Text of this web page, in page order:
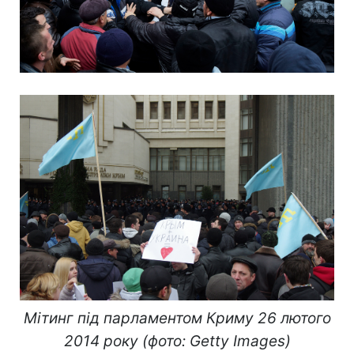
Мітинг під парламентом Криму 26 лютого
2014 року (фото: Getty Images)